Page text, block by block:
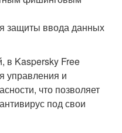
защиты ввода данных
в Kaspersky Free
управления и
что позволяет
под свои